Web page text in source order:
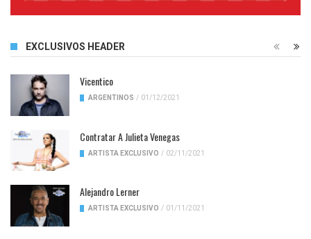
EXCLUSIVOS HEADER
Vicentico
ARGENTINOS / 01/12/2021
Contratar A Julieta Venegas
ARTISTA EXCLUSIVO / 02/11/2021
Alejandro Lerner
ARTISTA EXCLUSIVO / 01/11/2021